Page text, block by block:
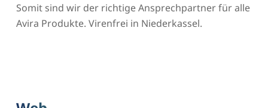
Somit sind wir der richtige Ansprechpartner für alle
Avira Produkte. Virenfrei in Niederkassel.